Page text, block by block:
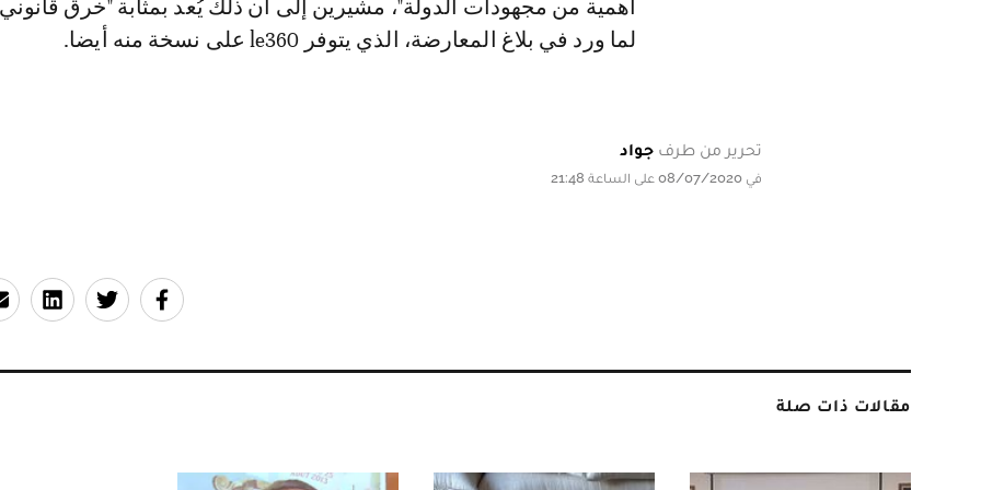
أهمية من مجهودات الدولة"، مشيرين إلى أن ذلك يُعد بمثابة "خرق
لما ورد في بلاغ المعارضة، الذي يتوفر le360 على نسخة منه أيضا.
تحرير من طرف جواد
في 08/07/2020 على الساعة 21:48
مقالات ذات صلة